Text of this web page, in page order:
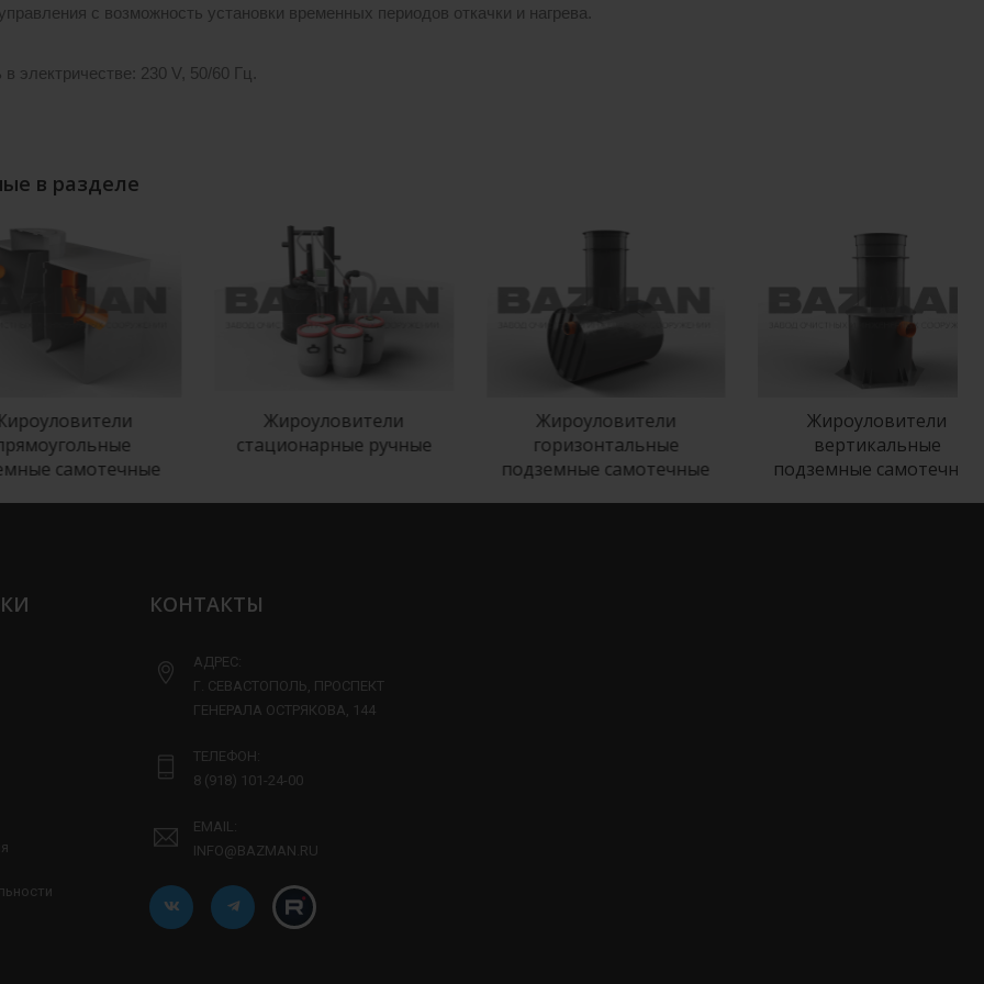
с возможность установки временных периодов откачки и нагрева.
в электричестве: 230 V, 50/60 Гц.
в разделе
самотечные
Жироуловители
стационарные ручные
Жироуловители
горизонтальные
подземные самотечные
Жироуловители
вертикальные
подземные самотечные
КОНТАКТЫ
АДРЕС:
Г. СЕВАСТОПОЛЬ, ПРОСПЕКТ
ГЕНЕРАЛА ОСТРЯКОВА, 144
ТЕЛЕФОН:
8 (918) 101-24-00
EMAIL:
INFO@BAZMAN.RU